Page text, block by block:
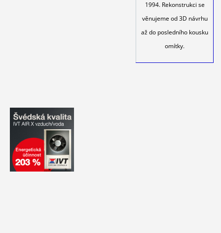
1994. Rekonstrukci se
věnujeme od 3D návrhu
až do posledního kousku
omítky.